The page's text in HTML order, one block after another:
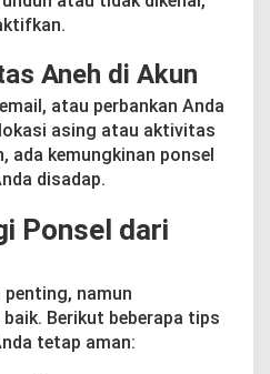
Aneh di Akun
atau perbankan Anda
asing atau aktivitas
ada kemungkinan ponsel
disadap.
Ponsel dari
penting, namun
Berikut beberapa tips
tetap aman: